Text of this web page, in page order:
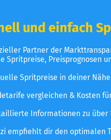
und einfach
Partner der
Spritpreise, Preisprognosen
Spritpreise in deiner
vergleichen & Kosten
Informationen zu über
empfiehlt dir den optimalen